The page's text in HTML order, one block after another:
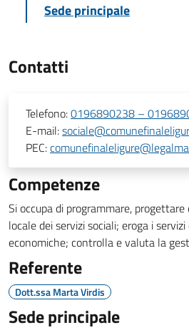
Sede principale
Contatti
Telefono:0196890238 –
E-mail:
PEC:
Competenze
Si occupa di programmare,
locale dei servizi sociali; eroga i
economiche; controlla e valuta la
Referente
Dott.ssa Marta Virdis
Sede principale